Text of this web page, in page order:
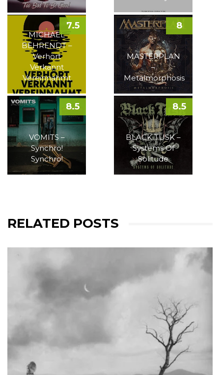
MICHAEL
BEHRENDT –
Verhört
Verkannt
Vereinnahmt
7.5
MASTERPLAN
–
Metalmorphosis
8
VOMITS –
Synchro!
Synchro!
8.5
BLACK TUSK –
Systems Of
Solitude
8.5
RELATED POSTS